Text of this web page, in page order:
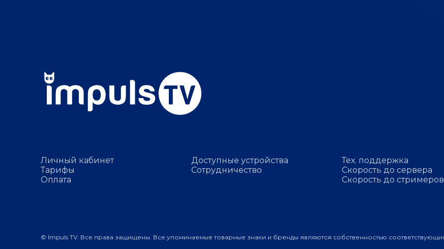
Личный кабинет
Тарифы
Оплата
Доступные устройства
Сотрудничество
Тех. поддержка
Скорость до сервера
Скорость до стримеров
© Impuls TV. Все права защищены. Все упоминаемые товарные знаки и бренды являются собственностью соответствующих